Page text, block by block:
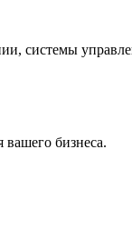
системы
бизнеса.